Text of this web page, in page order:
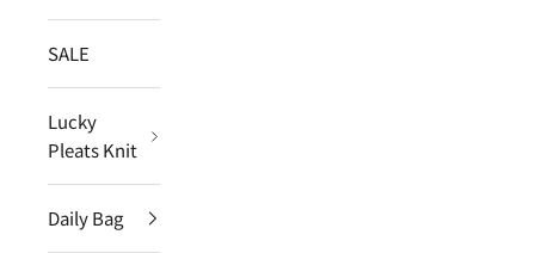
SALE
Lucky
Pleats Knit
Daily Bag